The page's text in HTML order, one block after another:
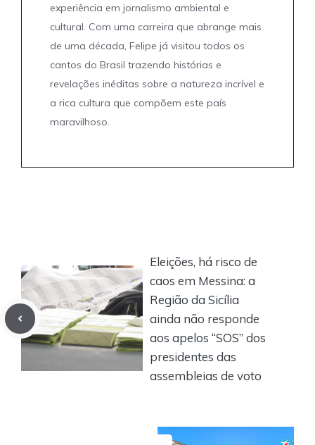
experiência em jornalismo ambiental e
cultural. Com uma carreira que abrange mais
de uma década, Felipe já visitou todos os
cantos do Brasil trazendo histórias e
revelações inéditas sobre a natureza incrível e
a rica cultura que compõem este país
maravilhoso.
Eleições, há risco de
caos em Messina: a
Região da Sicília
ainda não responde
aos apelos “SOS” dos
presidentes das
assembleias de voto